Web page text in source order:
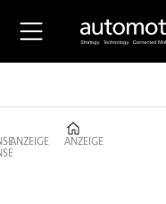
ANZEIGE ANZEIGE